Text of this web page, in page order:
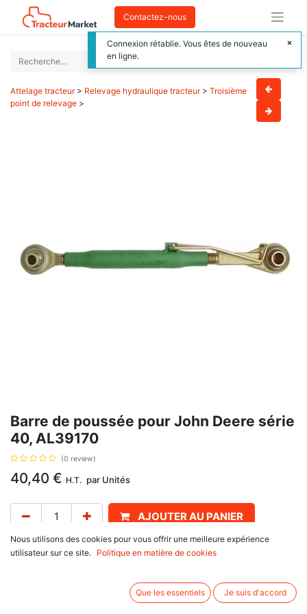
Contactez-nous
Attelage tracteur> Relevage hydraulique tracteur> Troisième
point de relevage >
Barre de poussée pour John Deere série
40, AL39170
(0 review)
40,40 € H.T. par Unités
AJOUTER AU PANIER
Délai de livraison : 1 semaine
catégorie 1/2 avec rotules pour axe diamètre 19.2 et 25,4 et tube fileté
1"1/8UNC, référence AL39170. Se monte sur John Deere
Nous utilisons des cookies pour vous offrir une meilleure expérience
utilisateur sur ce site.
Politique en matière de cookies
Que les essentiels Je suis d'accord
Connexion rétablie. Vous êtes de nouveau
en ligne.